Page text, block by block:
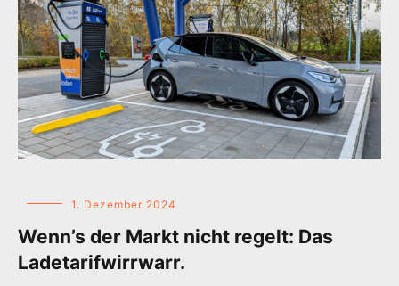
1. Dezember 2024
Wenn’s der Markt nicht regelt: Das
Ladetarifwirrwarr.